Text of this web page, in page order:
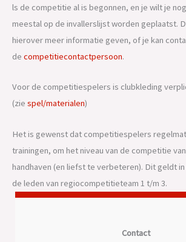
ls de competitie al is begonnen, en je wilt je
meestal op de invallerslijst worden geplaatst.
hierover meer informatie geven, of je kan
de competitiecontactpersoon.
Voor de competitiespelers is clubkleding
(zie spel/materialen)
Het is gewenst dat competitiespelers
trainingen, om het niveau van de competitie
handhaven (en liefst te verbeteren). Dit geldt
de leden van regiocompetitieteam 1 t/m 3.
Contact